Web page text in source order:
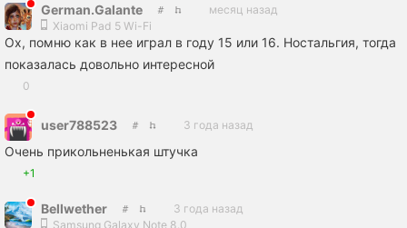
German.Galante
месяц назад
Xiaomi Pad 5 Wi-Fi
Ох, помню как в нее играл в году 15 или 16. Ностальгия, тогда
показалась довольно интересной
0
user788523 3 года назад
Очень прикольненькая штучка
+1
Bellwether
3 года назад
Samsung Galaxy Note 8.0